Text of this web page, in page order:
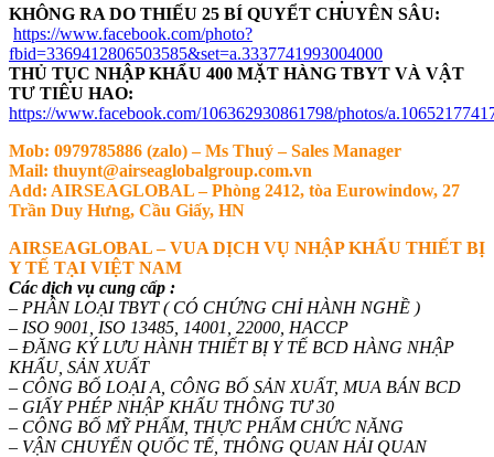
KHÔNG RA DO THIẾU 25 BÍ QUYỂT CHUYÊN SÂU:
https://www.facebook.com/photo?
fbid=3369412806503585&set=a.3337741993004000
THỦ TỤC NHẬP KHẨU 400 MẶT HÀNG TBYT VÀ VẬT
TƯ TIÊU HAO:
https://www.facebook.com/106362930861798/photos/
Mob: 0979785886 (zalo) – Ms Thuý – Sales Manager
Mail: thuynt@airseaglobalgroup.com.vn
Add: AIRSEAGLOBAL – Phòng 2412, tòa Eurowindow, 27
Trần Duy Hưng, Cầu Giấy, HN
AIRSEAGLOBAL – VUA DỊCH VỤ NHẬP KHẨU THIẾT BỊ
Y TẾ TẠI VIỆT NAM
Các dịch vụ cung cấp :
– PHÂN LOẠI TBYT ( CÓ CHỨNG CHỈ HÀNH NGHỀ )
– ISO 9001, ISO 13485, 14001, 22000, HACCP
– ĐĂNG KÝ LƯU HÀNH THIẾT BỊ Y TẾ BCD HÀNG NHẬP
KHẨU, SẢN XUẤT
– CÔNG BỐ LOẠI A, CÔNG BỐ SẢN XUẤT, MUA BÁN BCD
– GIẤY PHÉP NHẬP KHẨU THÔNG TƯ 30
– CÔNG BỐ MỸ PHẨM, THỰC PHẨM CHỨC NĂNG
– VẬN CHUYỂN QUỐC TẾ, THÔNG QUAN HẢI QUAN